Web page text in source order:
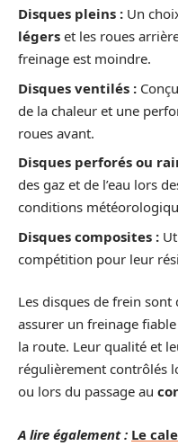
Disques pleins : Un
légers et les roues
freinage est moindre.
Disques ventilés :
de la chaleur et une
roues avant.
Disques perforés ou
des gaz et de l’eau lors
conditions
Disques composites :
compétition pour leur
Les disques de frein
assurer un freinage
la route. Leur qualité et
régulièrement contrôlés
ou lors du passage au
A lire également : Le